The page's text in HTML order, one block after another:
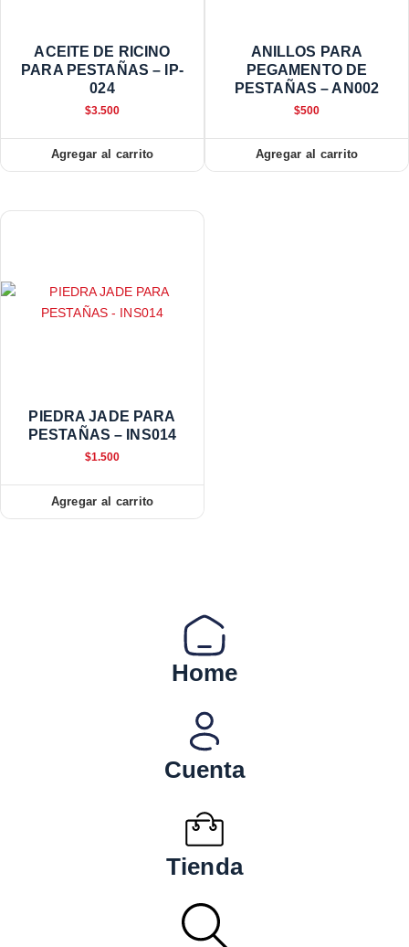
ACEITE DE RICINO
PARA PESTAÑAS – IP-
024
$3.500
Agregar al carrito
ANILLOS PARA
PEGAMENTO DE
PESTAÑAS – AN002
$500
Agregar al carrito
PIEDRA JADE PARA
PESTAÑAS – INS014
$1.500
Agregar al carrito
Home
Cuenta
Tienda